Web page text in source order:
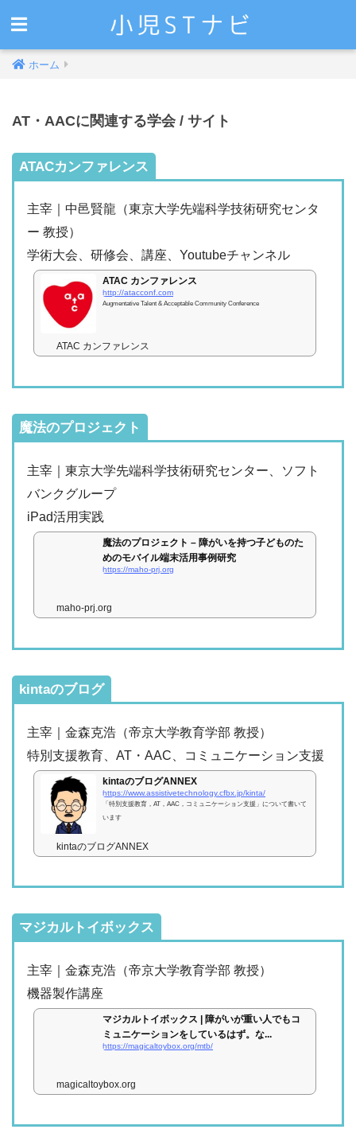
ホーム
AT・AACに関連する学会 / サイト
ATACカンファレンス
主宰｜中邑賢龍（東京大学先端科学技術研究センタ
ー 教授）
学術大会、研修会、講座、Youtubeチャンネル
ATAC カンファレンス
http://atacconf.com
Augmentative Talent & Acceptable Community Conference
ATAC カンファレンス
魔法のプロジェクト
主宰｜東京大学先端科学技術研究センター、ソフト
バンクグループ
iPad活用実践
魔法のプロジェクト – 障がいを持つ子どものた
めのモバイル端末活用事例研究
https://maho-prj.org
maho-prj.org
kintaのブログ
主宰｜金森克浩（帝京大学教育学部 教授）
特別支援教育、AT・AAC、コミュニケーション支援
kintaのブログANNEX
https://www.assistivetechnology.cfbx.jp/kinta/
「特別支援教育，AT，AAC，コミュニケーション支援」について書いて
います
kintaのブログANNEX
マジカルトイボックス
主宰｜金森克浩（帝京大学教育学部 教授）
機器製作講座
マジカルトイボックス | 障がいが重い人でもコ
ミュニケーションをしているはず。な...
https://magicaltoybox.org/mtb/
magicaltoybox.org